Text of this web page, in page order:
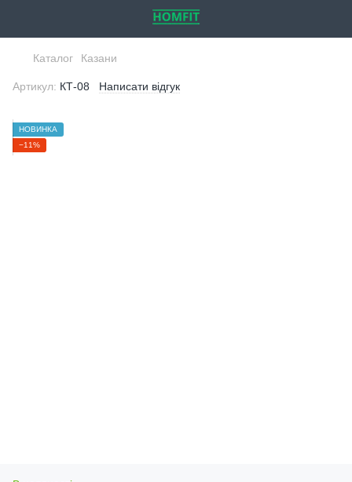
Каталог Казани
Артикул: КТ-08 Написати відгук
НОВИНКА
−11%